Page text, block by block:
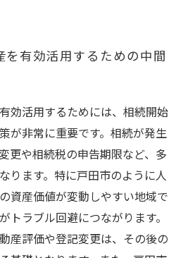
を有効活用するための中間
効活用するためには、相続開始
が非常に重要です。相続が発生
更や相続税の申告期限など、多
ります。特に戸田市のように人
資産価値が変動しやすい地域で
トラブル回避につながります。
産評価や登記変更は、その後の